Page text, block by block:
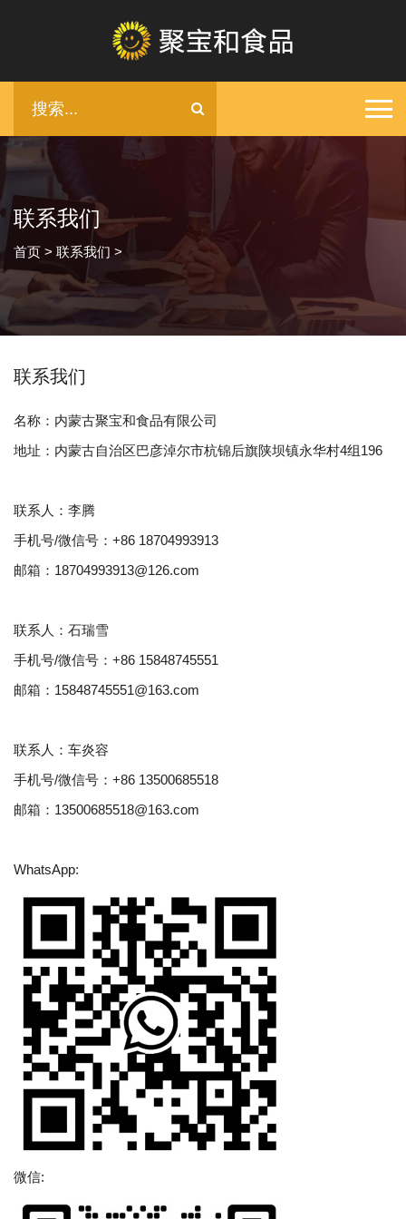
联系我们
首页 > 联系我们 >
联系我们
名称：内蒙古聚宝和食品有限公司
地址：内蒙古自治区巴彦淖尔市杭锦后旗陕坝镇永华村4组196
联系人：李腾
手机号/微信号：+86 18704993913
邮箱：18704993913@126.com
联系人：石瑞雪
手机号/微信号：+86 15848745551
邮箱：15848745551@163.com
联系人：车炎容
手机号/微信号：+86 13500685518
邮箱：13500685518@163.com
WhatsApp:
微信: